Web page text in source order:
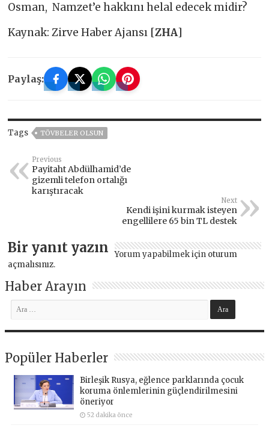
Osman, Namzet’e hakkını helal edecek midir?
Kaynak: Zirve Haber Ajansı [ZHA]
Paylaş:
Tags TÖVBELER OLSUN
Previous
Payitaht Abdülhamid’de
gizemli telefon ortalığı
karıştıracak
Next
Kendi işini kurmak isteyen
engellilere 65 bin TL destek
Bir yanıt yazın Yorum yapabilmek için oturum
açmalısınız.
Haber Arayın
Popüler Haberler
Birleşik Rusya, eğlence parklarında çocuk
koruma önlemlerinin güçlendirilmesini
öneriyor
52 dakika önce